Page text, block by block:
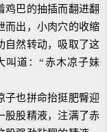
巴的抽插而翻进翻
而出，小肉穴的收缩
自然转动，吸取了这
叫道：“赤木凉子妹
也拼命抬挺肥臀迎
股股精液，注满了赤